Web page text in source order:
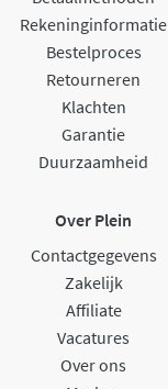
Rekeninginformatie
Bestelproces
Retourneren
Klachten
Garantie
Duurzaamheid
Over Plein
Contactgegevens
Zakelijk
Affiliate
Vacatures
Over ons